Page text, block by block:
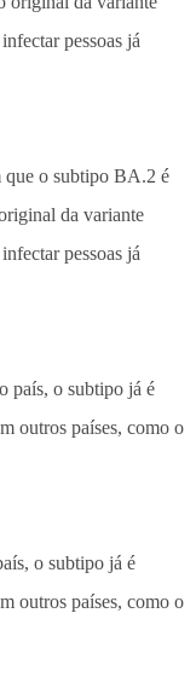
que o subtipo BA.2 é
da variante
pessoas já
o subtipo já é
outros países, como o